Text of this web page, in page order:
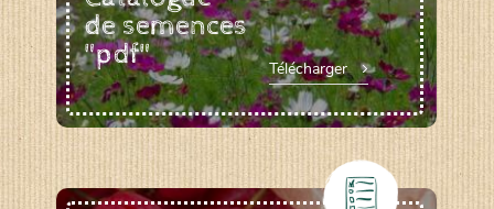
de semences
"pdf"
Télécharger